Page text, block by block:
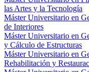
las Artes y la Tecnología
Máster Universitario en
de Interiores
Máster Universitario en
y Cálculo de Estructuras
Máster Universitario en
Rehabilitación y